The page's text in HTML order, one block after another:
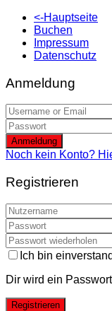
<-Hauptseite
Buchen
Impressum
Datenschutz
Anmeldung
Anmeldung
Noch kein Konto?
Registrieren
Ich bin
Dir wird ein
Registrieren